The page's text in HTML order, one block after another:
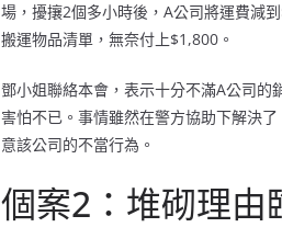
場，擾攘2個多小時後，A公司將運費減
搬運物品清單，無奈付上$1,800。
鄧小姐聯絡本會，表示十分不滿A公司
害怕不已。事情雖然在警方協助下解決
意該公司的不當行為。
個案2：堆砌理由